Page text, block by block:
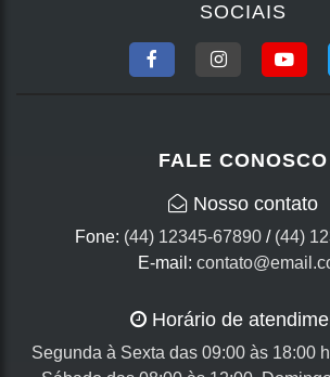
SOCIAIS
FALE CONOSCO
Nosso contato
Fone: (44) 12345-67890/ (44)
E-mail:
Horário de
Segunda à Sexta das 09:00 às 18:00